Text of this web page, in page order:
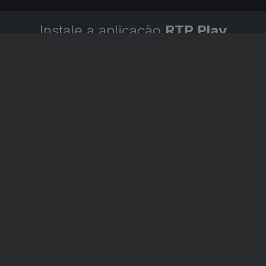
Instale a aplicação RTP Play